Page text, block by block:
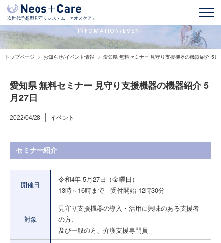
次世代予想型見守りシステム「ネオスケア」お知らせ/イベント情報
INFOMATION/EVENT
トップページ お知らせ/イベント情報 愛知県 無料セミナー 見守り支援機器の機器紹介 5月
愛知県 無料セミナー 見守り支援機器の機器紹介 5
月27日
2022/04/28 イベント
セミナー紹介
開催日
令和4年 5月27日（金曜日）
13時～16時まで 受付開始 12時30分
対象
見守り支援機器の導入・活用に興味のある支援者
の方、
及び一般の方、介護支援専門員